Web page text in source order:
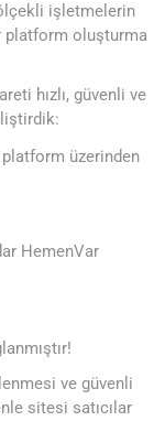
işletmelerin
platform oluşturma
hızlı, güvenli ve
üzerinden
HemenVar
ve güvenli
sitesi satıcılar